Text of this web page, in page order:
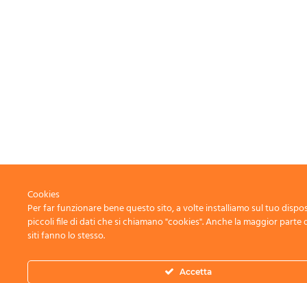
Cookies
Per far funzionare bene questo sito, a volte installiamo sul tuo
piccoli file di dati che si chiamano "cookies". Anche la maggior parte
siti fanno lo stesso.
Accetta